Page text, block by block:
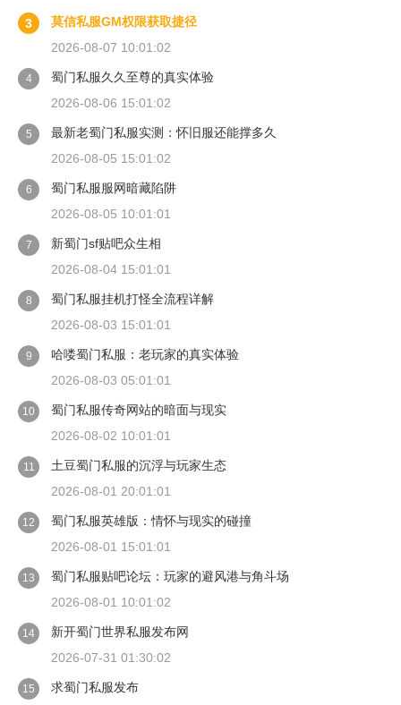
3
莫信私服GM权限获取捷径
2026-08-07 10:01:02
4
蜀门私服久久至尊的真实体验
2026-08-06 15:01:02
5
最新老蜀门私服实测：怀旧服还能撑多久
2026-08-05 15:01:02
6
蜀门私服服网暗藏陷阱
2026-08-05 10:01:01
7
新蜀门sf贴吧众生相
2026-08-04 15:01:01
8
蜀门私服挂机打怪全流程详解
2026-08-03 15:01:01
9
哈喽蜀门私服：老玩家的真实体验
2026-08-03 05:01:01
10
蜀门私服传奇网站的暗面与现实
2026-08-02 10:01:01
11
土豆蜀门私服的沉浮与玩家生态
2026-08-01 20:01:01
12
蜀门私服英雄版：情怀与现实的碰撞
2026-08-01 15:01:01
13
蜀门私服贴吧论坛：玩家的避风港与角斗场
2026-08-01 10:01:02
14
新开蜀门世界私服发布网
2026-07-31 01:30:02
15 求蜀门私服发布